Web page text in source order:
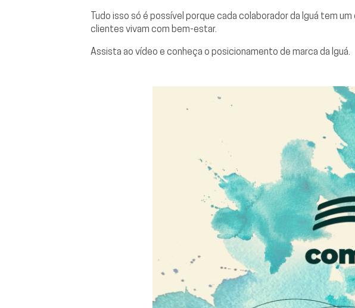
Tudo isso só é possível porque cada colaborador da Iguá tem
clientes vivam com bem-estar.
Assista ao vídeo e conheça o posicionamento de marca da Iguá.